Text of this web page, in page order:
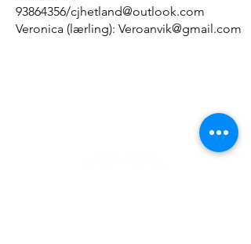
93864356/cjhetland@outlook.com
Veronica (lærling): Veroanvik@gmail.com